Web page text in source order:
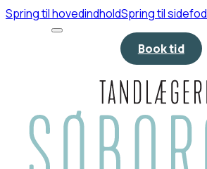
Spring til hovedindholdSpring til sidefod
Book tid